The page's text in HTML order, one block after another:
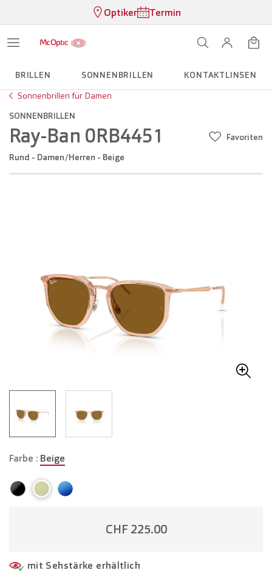
Optiker Termin
BRILLEN SONNENBRILLEN
KONTAKTLINSEN
Sonnenbrillen für Damen
SONNENBRILLEN
Ray-Ban 0RB4451
Rund - Damen/Herren - Beige
Favoriten
Farbe : Beige
CHF 225.00
mit Sehstärke erhältlich